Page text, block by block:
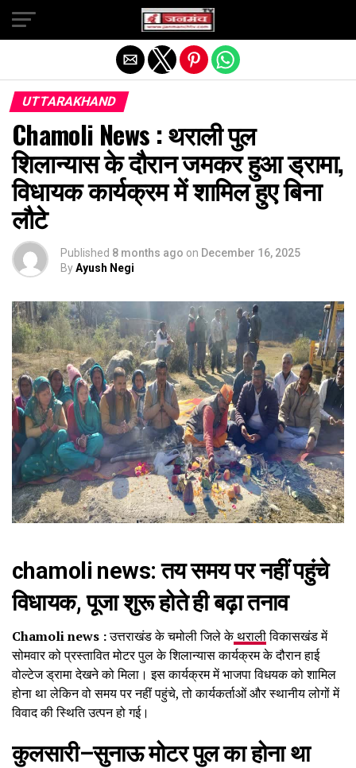
UTTARAKHAND
Chamoli News : थराली पुल
शिलान्यास के दौरान जमकर हुआ ड्रामा,
विधायक कार्यक्रम में शामिल हुए बिना
लौटे
Published 8 months ago on December 16, 2025
ByAyush Negi
chamoli news: तय समय पर नहीं पहुंचे
विधायक, पूजा शुरू होते ही बढ़ा तनाव
Chamoli news :उत्तराखंड के चमोली जिले केथरालीविकासखंड में
सोमवार को प्रस्तावित मोटर पुल के शिलान्यास कार्यक्रम के दौरान हाई
वोल्टेज ड्रामा देखने को मिला। इस कार्यक्रम में भाजपा विधयक को शामिल
होना था लेकिन वो समय पर नहीं पहुंचे, तो कार्यकर्ताओं और स्थानीय लोगों में
विवाद की स्थिति उत्पन हो गई।
कुलसारी–सुनाऊ मोटर पुल का होना था
Exit mobile version